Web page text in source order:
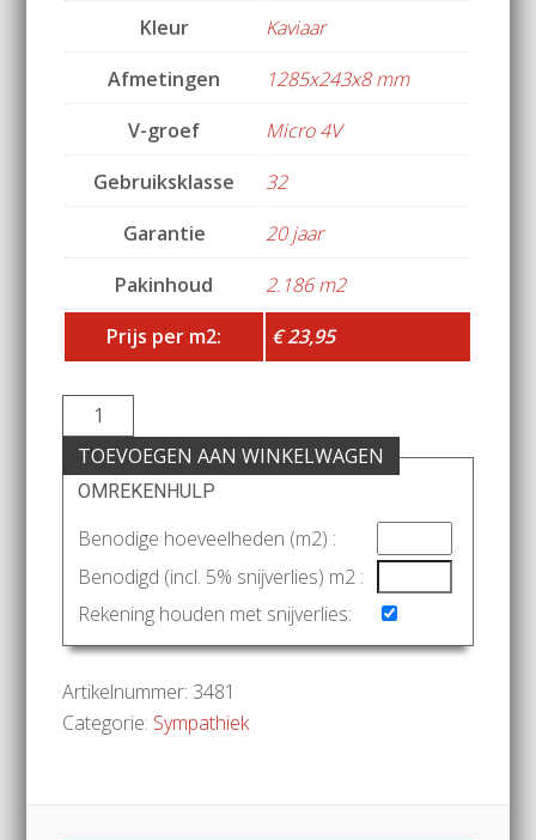
Kleur
Kaviaar
Afmetingen
1285x243x8 mm
V-groef
Micro 4V
Gebruiksklasse
32
Garantie
20 jaar
Pakinhoud
2.186 m2
Prijs per m2:
€ 23,95
TOEVOEGEN AAN WINKELWAGEN
OMREKENHULP
Benodige hoeveelheden (m2) :
Benodigd (incl. 5% snijverlies) m2 :
Rekening houden met snijverlies:
Artikelnummer: 3481
Categorie: Sympathiek